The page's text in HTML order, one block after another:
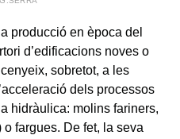
producció en època del
d’edificacions noves o
sobretot, a les
dels processos
hidràulica: molins fariners,
fargues. De fet, la seva